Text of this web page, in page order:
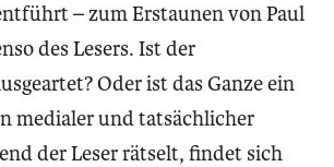
– zum Erstaunen von Paul
des Lesers. Ist der
Oder ist das Ganze ein
medialer und tatsächlicher
der Leser rätselt, findet sich